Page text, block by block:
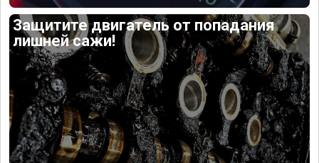
Защитите двигатель от попадания
лишней сажи!